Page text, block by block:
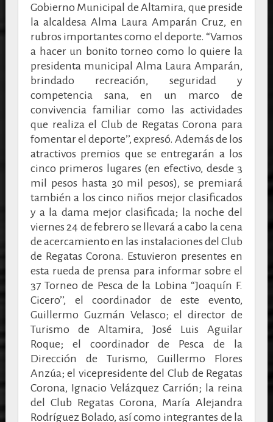
Gobierno Municipal de Altamira, que preside
la alcaldesa Alma Laura Amparán Cruz, en
rubros importantes como el deporte.“Vamos
a hacer un bonito torneo como lo quiere la
presidenta municipal Alma Laura Amparán,
brindado recreación, seguridad y
competencia sana, en un marco de
convivencia familiar como las actividades
que realiza el Club de Regatas Corona para
fomentar el deporte’’, expresó.Además de los
atractivos premios que se entregarán a los
cinco primeros lugares (en efectivo, desde 3
mil pesos hasta 30 mil pesos), se premiará
también a los cinco niños mejor clasificados
y a la dama mejor clasificada; la noche del
viernes 24 de febrero se llevará a cabo la cena
de acercamiento en las instalaciones del Club
de Regatas Corona. Estuvieron presentes en
esta rueda de prensa para informar sobre el
37 Torneo de Pesca de la Lobina “Joaquín F.
Cicero’’, el coordinador de este evento,
Guillermo Guzmán Velasco; el director de
Turismo de Altamira, José Luis Aguilar
Roque; el coordinador de Pesca de la
Dirección de Turismo, Guillermo Flores
Anzúa; el vicepresidente del Club de Regatas
Corona, Ignacio Velázquez Carrión; la reina
del Club Regatas Corona, María Alejandra
Rodríguez Bolado, así como integrantes de la